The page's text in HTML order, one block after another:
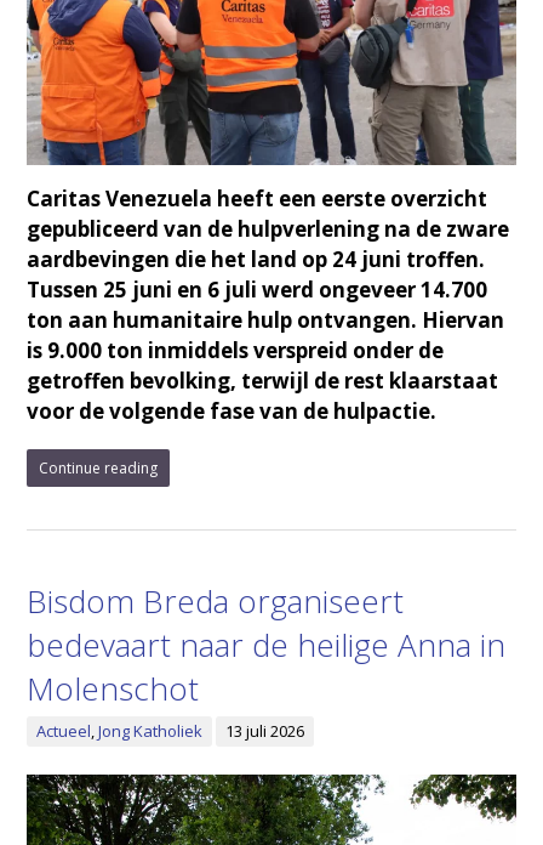
Caritas Venezuela heeft een eerste overzicht
gepubliceerd van de hulpverlening na de zware
aardbevingen die het land op 24 juni troffen.
Tussen 25 juni en 6 juli werd ongeveer 14.700
ton aan humanitaire hulp ontvangen. Hiervan
is 9.000 ton inmiddels verspreid onder de
getroffen bevolking, terwijl de rest klaarstaat
voor de volgende fase van de hulpactie.
Continue reading
Bisdom Breda organiseert
bedevaart naar de heilige Anna in
Molenschot
Actueel,Jong Katholiek 13 juli 2026